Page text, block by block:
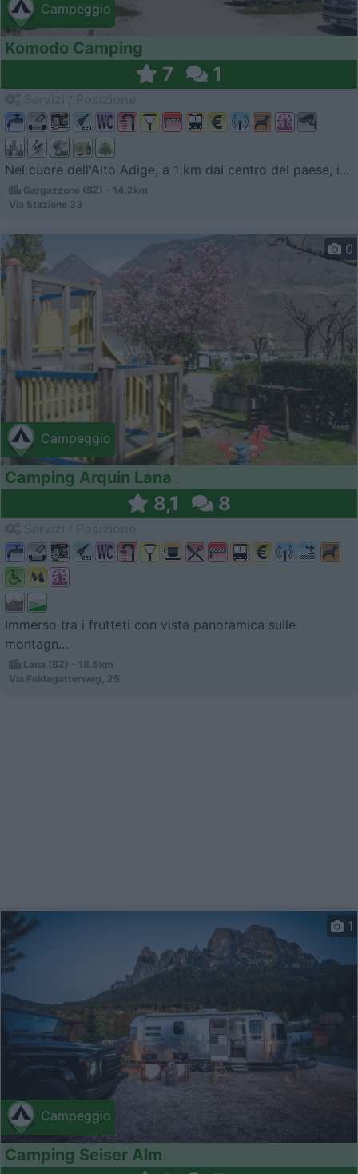
Campeggio
Komodo Camping
7 1
Nel cuore dell'Alto Adige, a 1 km dal centro del paese, i...
Gargazzone (BZ) - 14.2km
Via Stazione 33
Campeggio
0
Camping Arquin Lana
8,1 8
Immerso tra i frutteti con vista panoramica sulle
montagn...
Lana (BZ) - 18.5km
Via Feldagatterweg, 25
Campeggio
1
Camping Seiser Alm